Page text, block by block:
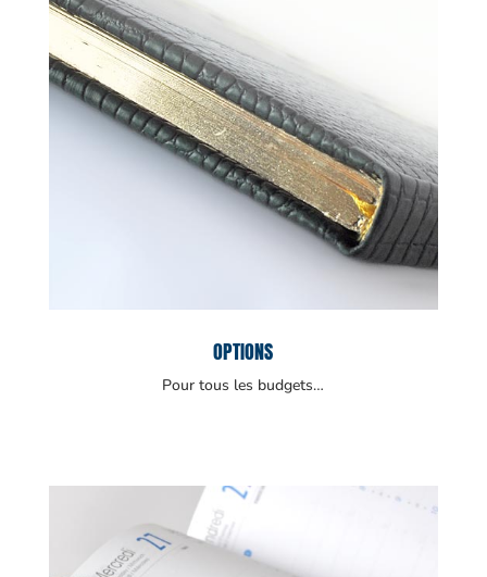
OPTIONS
Pour tous les budgets…